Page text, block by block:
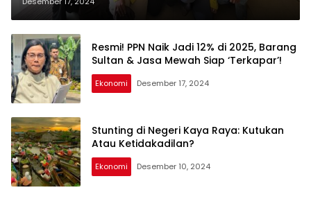
Resmi! PPN Naik Jadi 12% di 2025, Barang
Sultan & Jasa Mewah Siap ‘Terkapar’!
Ekonomi Desember 17, 2024
Stunting di Negeri Kaya Raya: Kutukan
Atau Ketidakadilan?
Ekonomi Desember 10, 2024